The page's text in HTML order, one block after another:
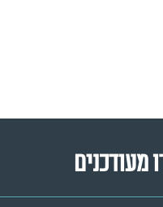
מעודכנים